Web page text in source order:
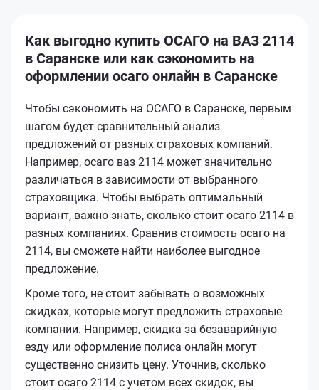
Как выгодно купить ОСАГО на ВАЗ 2114
в Саранске или как сэкономить на
оформлении осаго онлайн в Саранске
Чтобы сэкономить на ОСАГО в Саранске, первым
шагом будет сравнительный анализ
предложений от разных страховых компаний.
Например, осаго ваз 2114 может значительно
различаться в зависимости от выбранного
страховщика. Чтобы выбрать оптимальный
вариант, важно знать, сколько стоит осаго 2114 в
разных компаниях. Сравнив стоимость осаго на
2114, вы сможете найти наиболее выгодное
предложение.
Кроме того, не стоит забывать о возможных
скидках, которые могут предложить страховые
компании. Например, скидка за безаварийную
езду или оформление полиса онлайн могут
существенно снизить цену. Уточнив, сколько
стоит осаго 2114 с учетом всех скидок, вы